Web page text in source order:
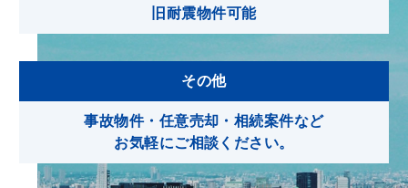
サイトマップ
旧耐震物件可能
その他
事故物件・任意売却・相続案件など
お気軽にご相談ください。